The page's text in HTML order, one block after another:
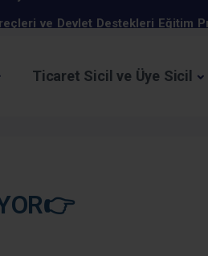
ve Devlet Destekleri Eğitim
beyanname süresi uzatıldı.
Elektronik Sohbet Toplantıları
Ticaret Sicil ve Üye Sicil